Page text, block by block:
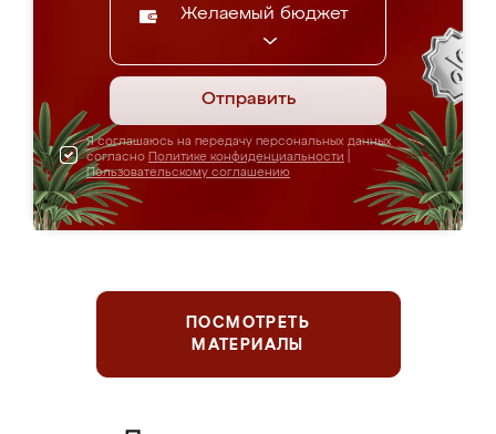
Желаемый бюджет
Отправить
Я соглашаюсь на передачу персональных данных
согласно Политике конфиденциальности
Пользовательскому соглашению
ПОСМОТРЕТЬ
МАТЕРИАЛЫ